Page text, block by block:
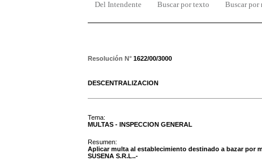
Del Intendente Buscar por texto Buscar por
Resolución N° 1622/00/3000
DESCENTRALIZACION
Tema:
MULTAS - INSPECCION GENERAL
Resumen:
Aplicar multa al establecimiento destinado a bazar por
SUSENA S.R.L..-